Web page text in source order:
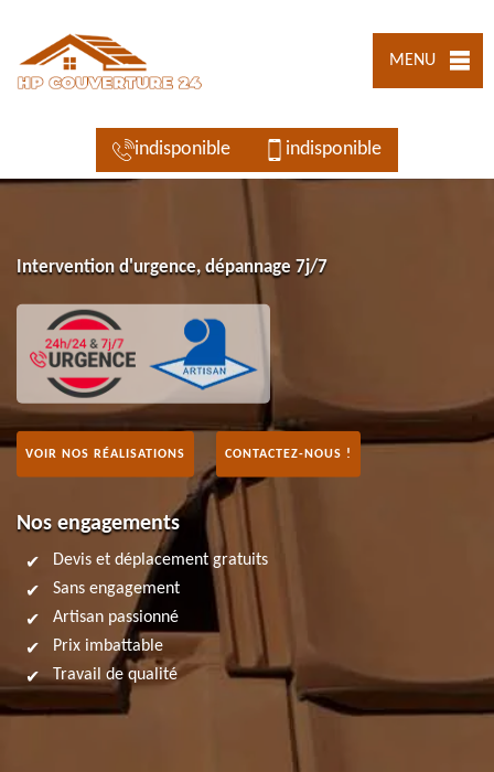
MENU
indisponible indisponible
Intervention d'urgence, dépannage 7j/7
VOIR NOS RÉALISATIONS CONTACTEZ-NOUS !
Nos engagements
Devis et déplacement gratuits
Sans engagement
Artisan passionné
Prix imbattable
Travail de qualité